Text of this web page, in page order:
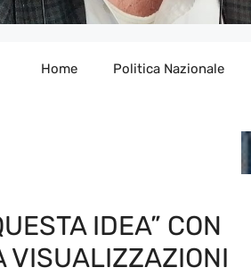
Home Politica Nazionale
IDEA” CON